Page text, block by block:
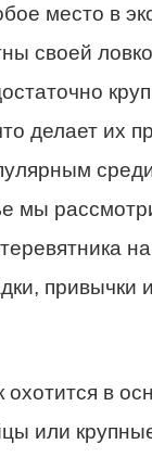
место в
своей
делает их
мы
привычки
охотится в
или